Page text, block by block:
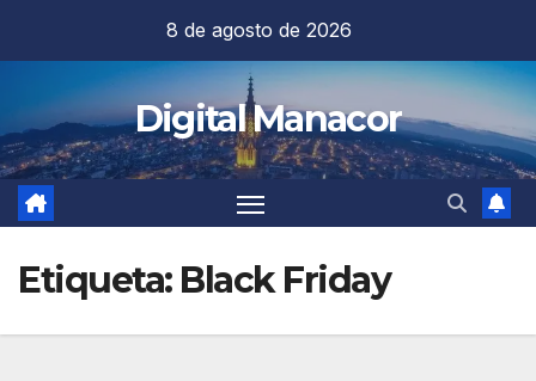
contenido
8 de agosto de 2026
Digital Manacor
Etiqueta: Black Friday